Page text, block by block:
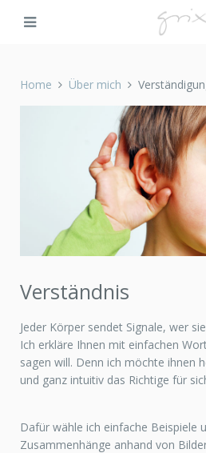
Home Über mich
Verständnis
Jeder Körper sendet Signale, wer
Ich erkläre Ihnen mit einfachen
sagen will. Denn ich möchte ihnen
und ganz intuitiv das Richtige für
Dafür wähle ich einfache Beispiele
Zusammenhänge anhand von